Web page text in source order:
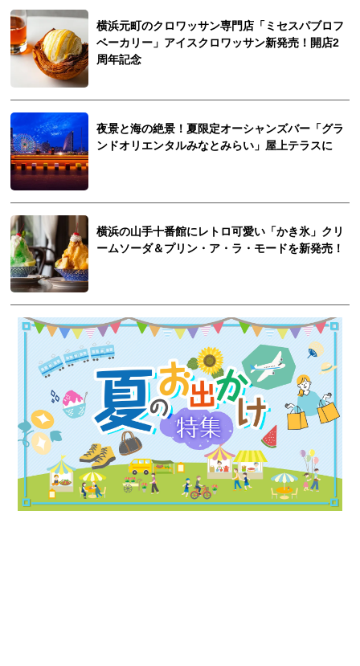
横浜元町のクロワッサン専門店「ミセスパブロフ
ベーカリー」アイスクロワッサン新発売！開店2
周年記念
夜景と海の絶景！夏限定オーシャンズバー「グラ
ンドオリエンタルみなとみらい」屋上テラスに
横浜の山手十番館にレトロ可愛い「かき氷」クリ
ームソーダ＆プリン・ア・ラ・モードを新発売！